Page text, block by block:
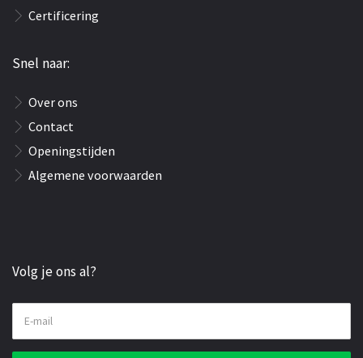
Certificering
Snel naar:
Over ons
Contact
Openingstijden
Algemene voorwaarden
Volg je ons al?
E-mail